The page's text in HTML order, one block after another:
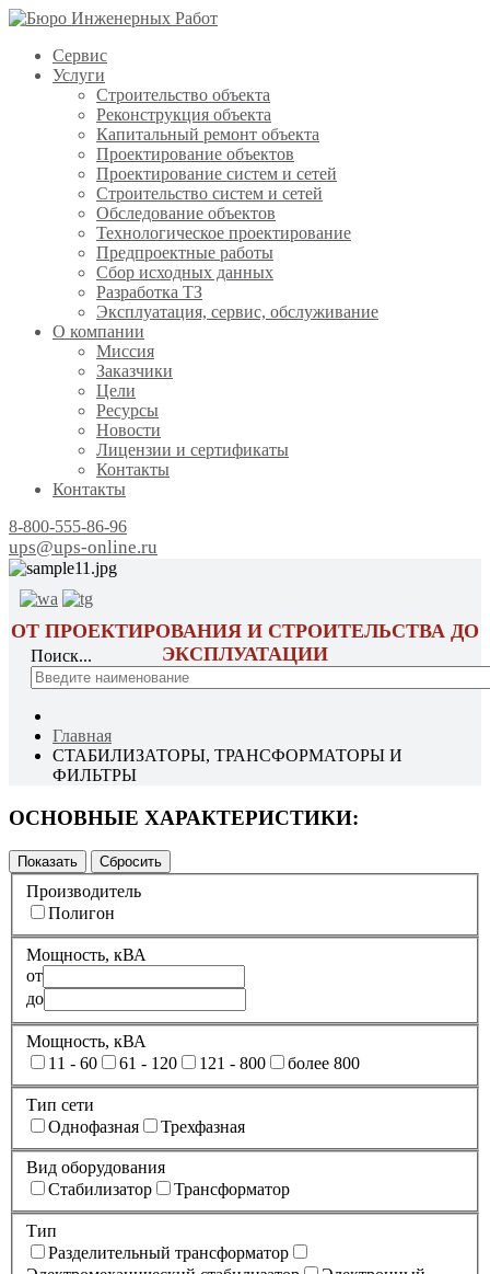
Сервис
Услуги
Строительство объекта
Реконструкция объекта
Капитальный ремонт объекта
Проектирование объектов
Проектирование систем и сетей
Строительство систем и сетей
Обследование объектов
Технологическое проектирование
Предпроектные работы
Сбор исходных данных
Разработка ТЗ
Эксплуатация, сервис, обслуживание
О компании
Миссия
Заказчики
Цели
Ресурсы
Новости
Лицензии и сертификаты
Контакты
Контакты
8-800-555-86-96
ups@ups-online.ru
ОТ ПРОЕКТИРОВАНИЯ И СТРОИТЕЛЬСТВА ДО
ЭКСПЛУАТАЦИИ
Поиск...
Главная
СТАБИЛИЗАТОРЫ, ТРАНСФОРМАТОРЫ И
ФИЛЬТРЫ
ОСНОВНЫЕ ХАРАКТЕРИСТИКИ:
Производитель
Полигон
Мощность, кВА
от
до
Мощность, кВА
11 - 60
61 - 120 121 - 800 более 800
Тип сети
Однофазная
Трехфазная
Вид оборудования
Стабилизатор
Трансформатор
Тип
Разделительный трансформатор